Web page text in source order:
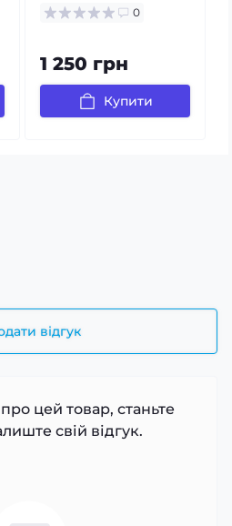
0
1 250 грн
Купити
відгук
цей товар, станьте
свій відгук.